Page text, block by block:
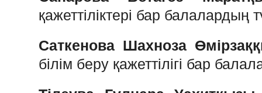
қажеттіліктері бар балалардың
Саткенова Шахноза
білім беру қажеттілігі бар